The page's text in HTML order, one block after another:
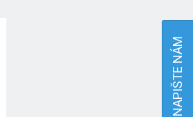
NAPIŠTE NÁM